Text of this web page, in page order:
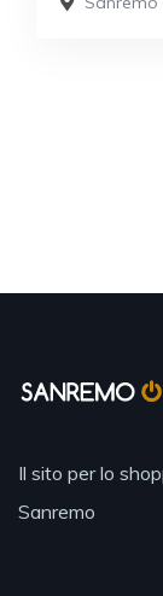
Il sito per lo
Sanremo